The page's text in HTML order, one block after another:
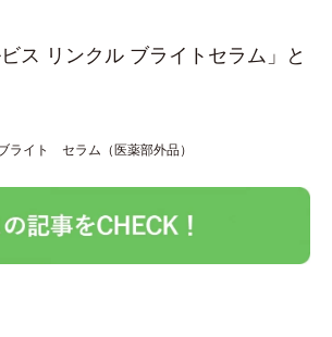
ス リンクル ブライトセラム」と
イト セラム（医薬部外品）